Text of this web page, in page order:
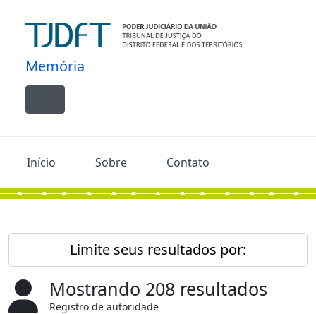
Memória
Toggle navigation
Início Sobre Contato
Limite seus resultados por:
Mostrando 208 resultados
Registro de autoridade